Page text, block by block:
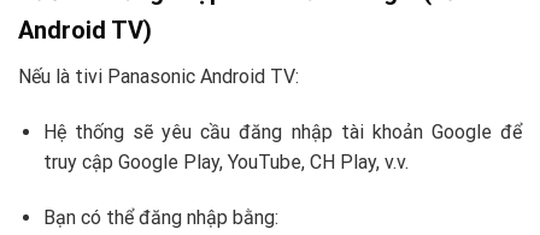
Android TV)
Nếu là tivi Panasonic Android TV:
Hệ thống sẽ yêu cầu đăng nhập tài khoản Google để
truy cập Google Play, YouTube, CH Play, v.v.
Bạn có thể đăng nhập bằng: